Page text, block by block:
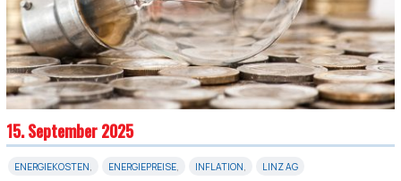
15. September 2025
ENERGIEKOSTEN ENERGIEPREISE INFLATION LINZ AG